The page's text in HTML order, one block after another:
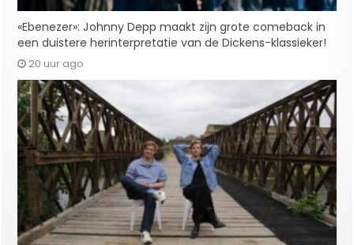
«Ebenezer»: Johnny Depp maakt zijn grote comeback in
een duistere herinterpretatie van de Dickens-klassieker!
20 uur ago